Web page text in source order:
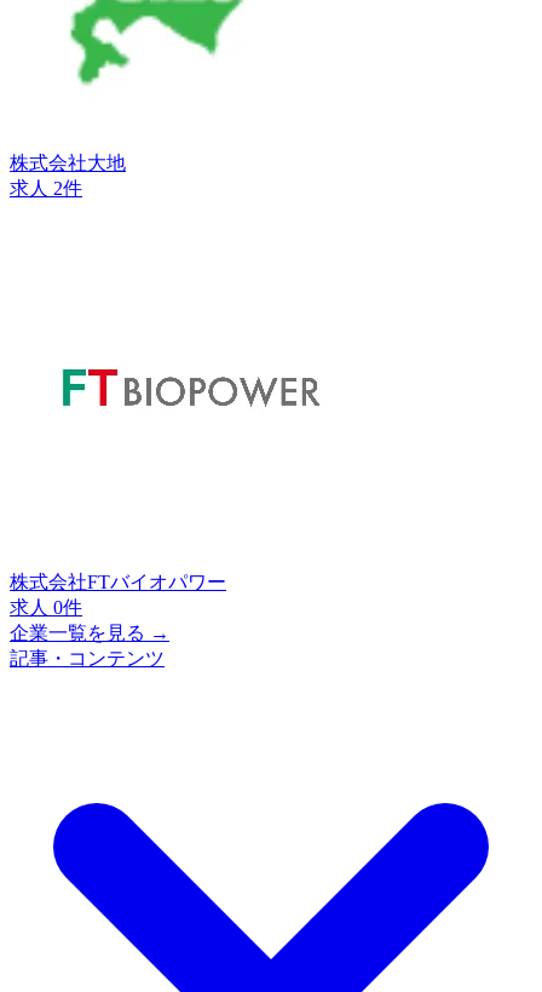
株式会社大地
求人 2件
株式会社FTバイオパワー
求人 0件
企業一覧を見る →
記事・コンテンツ